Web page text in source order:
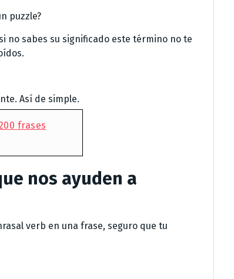
puzzle?
si no sabes su significado este término no te
Así de simple.
frases
nos ayuden a
verb en una frase, seguro que tu